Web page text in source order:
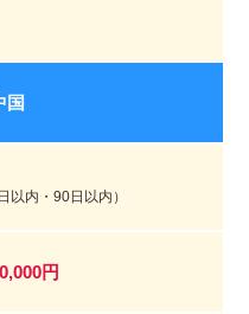
国
以内・90日以内）
円